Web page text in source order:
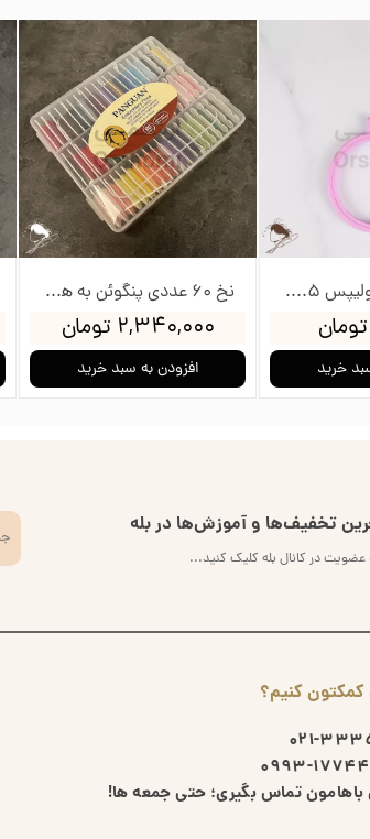
نخ 60 عددی پنگوئن به همراه جعبه و بوبین
۲,۳۴۰,۰۰۰ تومان
افزودن به سبد خرید
کارگاه گلدوزی تولیپس 8.5سانت
خرید
کنیم؟
1774492-
باهامون تماس بگیری؛ حتی جمعه ها!
تخفیف‌ها و آموزش‌ها در بله
در کانال بله کلیک کنید...